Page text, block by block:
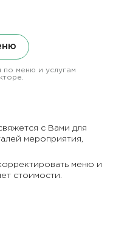
по меню и услугам
с Вами для
мероприятия,
меню и
стоимости.